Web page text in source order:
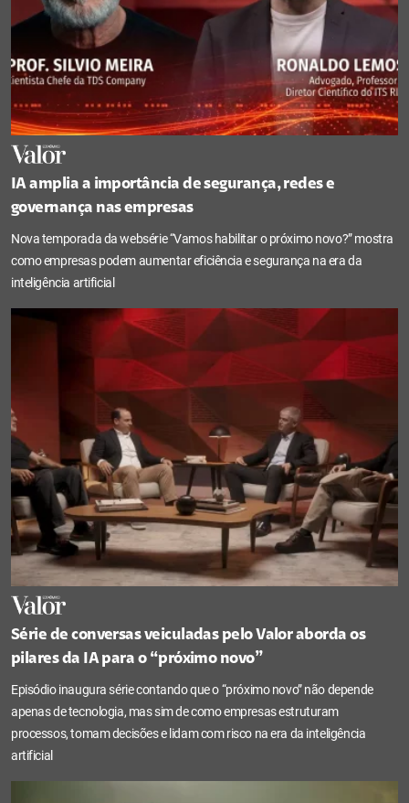
IA amplia a importância de segurança, redes e
governança nas empresas
Nova temporada da websérie “Vamos habilitar o próximo novo?” mostra
como empresas podem aumentar eficiência e segurança na era da
inteligência artificial
Série de conversas veiculadas pelo Valor aborda os
pilares da IA para o “próximo novo”
Episódio inaugura série contando que o “próximo novo” não depende
apenas de tecnologia, mas sim de como empresas estruturam
processos, tomam decisões e lidam com risco na era da inteligência
artificial